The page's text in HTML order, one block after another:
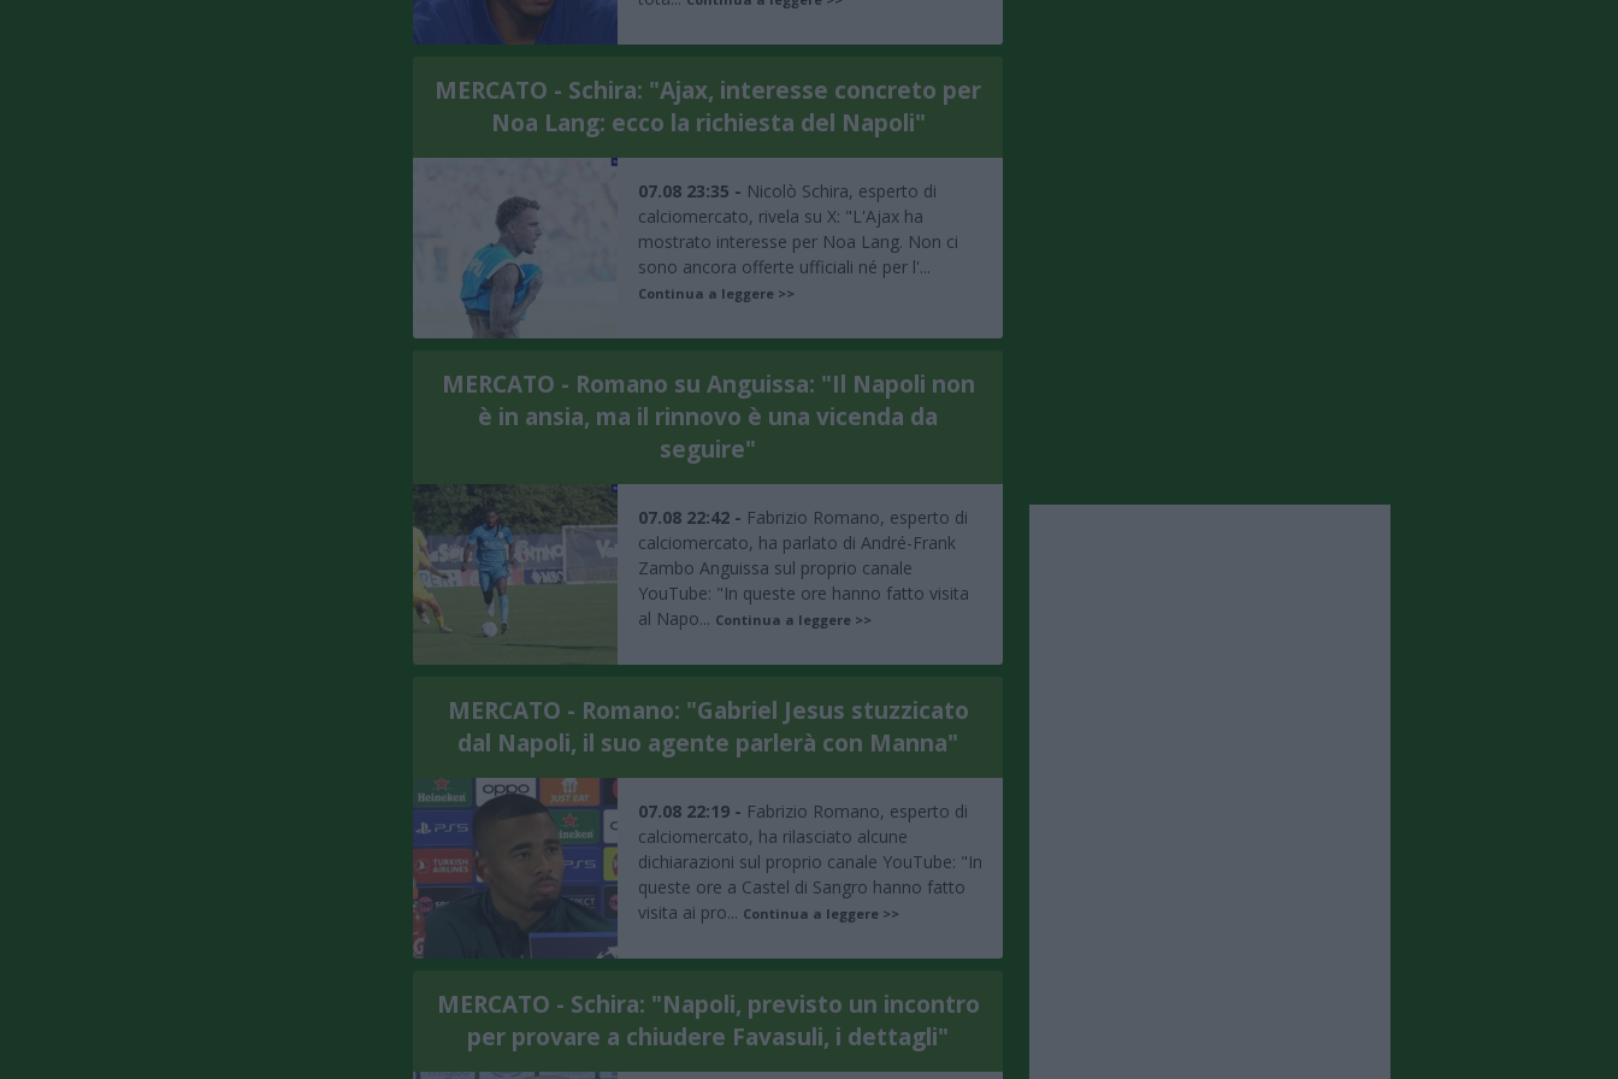
MERCATO - Schira: "Ajax, interesse concreto per
Noa Lang: ecco la richiesta del Napoli"
07.08 23:35 - Nicolò Schira, esperto di
calciomercato, rivela su X: "L'Ajax ha
mostrato interesse per Noa Lang. Non ci
sono ancora offerte ufficiali né per l'...
Continua a leggere >>
MERCATO - Romano su Anguissa: "Il Napoli non
è in ansia, ma il rinnovo è una vicenda da
seguire"
07.08 22:42 - Fabrizio Romano, esperto di
calciomercato, ha parlato di André-Frank
Zambo Anguissa sul proprio canale
YouTube: "In queste ore hanno fatto visita
al Napo... Continua a leggere >>
MERCATO - Romano: "Gabriel Jesus stuzzicato
dal Napoli, il suo agente parlerà con Manna"
07.08 22:19 - Fabrizio Romano, esperto di
calciomercato, ha rilasciato alcune
dichiarazioni sul proprio canale YouTube: "In
queste ore a Castel di Sangro hanno fatto
visita ai pro... Continua a leggere >>
MERCATO - Schira: "Napoli, previsto un incontro
per provare a chiudere Favasuli, i dettagli"